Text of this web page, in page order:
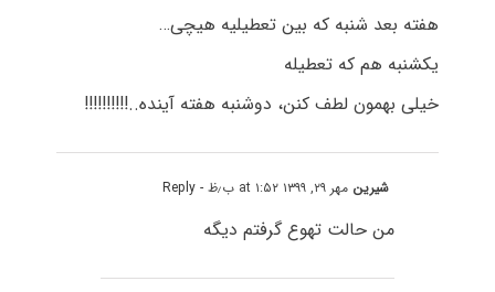
هفته بعد شنبه که بین تعطیلیه هیچی…
یکشنبه هم که تعطیله
خیلی بهمون لطف کنن، دوشنبه هفته آینده..!!!!!!!!!!
شیرین مهر ۲۹, ۱۳۹۹ at ۱:۵۲ ب٫ظ - Reply
من حالت تهوع گرفتم دیگه